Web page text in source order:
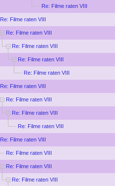
Re: Filme raten VIII
Re: Filme raten VIII
Re: Filme raten VIII
Re: Filme raten VIII
Re: Filme raten VIII
Re: Filme raten VIII
Re: Filme raten VIII
Re: Filme raten VIII
Re: Filme raten VIII
Re: Filme raten VIII
Re: Filme raten VIII
Re: Filme raten VIII
Re: Filme raten VIII
Re: Filme raten VIII